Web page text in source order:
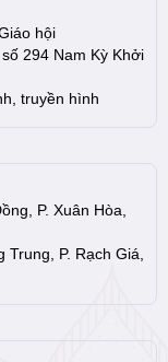
hội
294 Nam Kỳ Khởi
truyền hình
P. Xuân Hòa,
Trung, P. Rạch Giá,